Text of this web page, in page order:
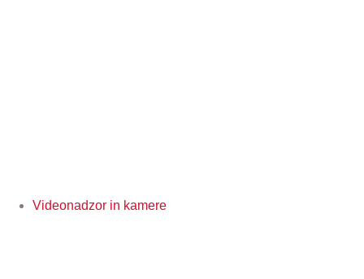
Videonadzor in kamere